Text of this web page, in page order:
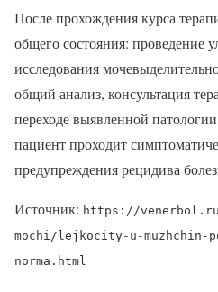
После прохождения курса
общего состояния: проведение
исследования
общий анализ, консультация
переходе выявленной
пациент проходит
предупреждения рецидива
Источник: https://
mochi/lejkocity-u-muzhchin-
norma.html